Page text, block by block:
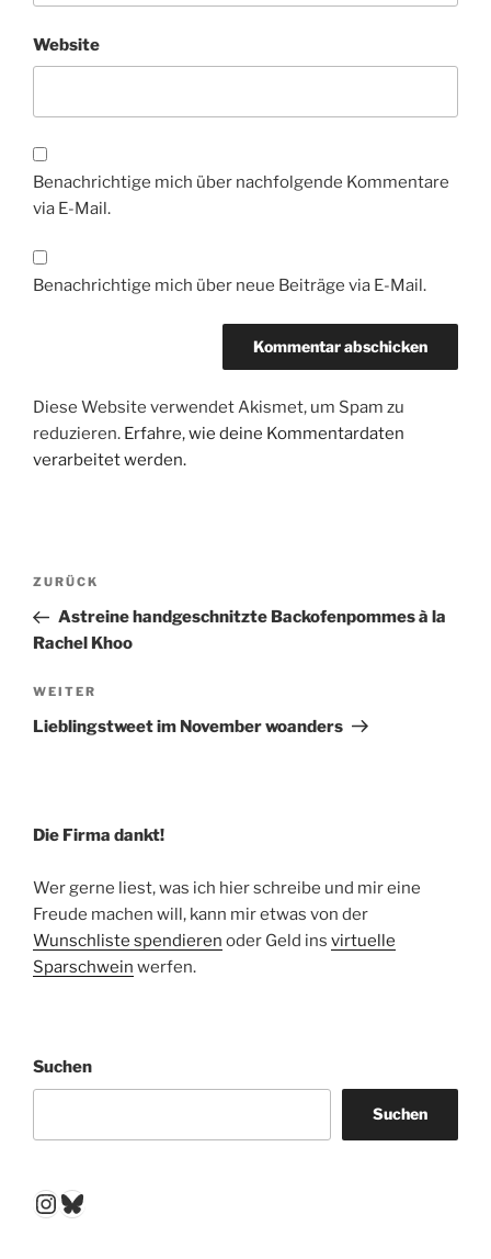
Website
Benachrichtige mich über nachfolgende Kommentare
via E-Mail.
Benachrichtige mich über neue Beiträge via E-Mail.
Diese Website verwendet Akismet, um Spam zu
reduzieren. Erfahre, wie deine Kommentardaten
verarbeitet werden.
Beitragsnavigation
Vorheriger
Beitrag
ZURÜCK
Astreine handgeschnitzte Backofenpommes à la
Rachel Khoo
Nächster
Beitrag
WEITER
Lieblingstweet im November woanders
Die Firma dankt!
Wer gerne liest, was ich hier schreibe und mir eine
Freude machen will, kann mir etwas von der
Wunschliste spendieren oder Geld ins virtuelle
Sparschwein werfen.
Suchen
Suchen
Instagram
Bluesky